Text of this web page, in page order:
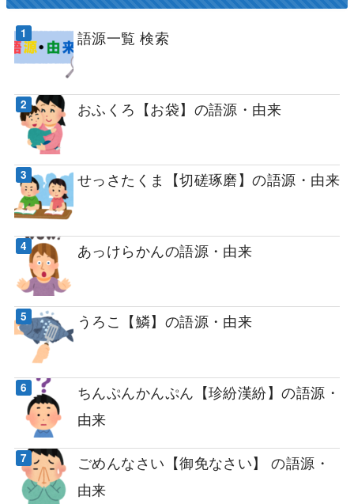
語源一覧 検索
おふくろ【お袋】の語源・由来
せっさたくま【切磋琢磨】の語源・由来
あっけらかんの語源・由来
うろこ【鱗】の語源・由来
ちんぷんかんぷん【珍紛漢紛】の語源・
由来
ごめんなさい【御免なさい】 の語源・
由来